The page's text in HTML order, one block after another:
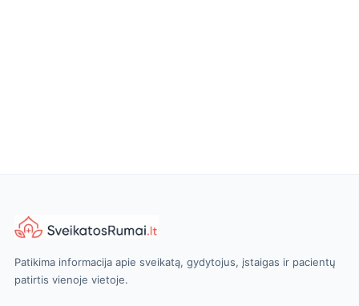
Patikima informacija apie sveikatą, gydytojus, įstaigas ir pacientų
patirtis vienoje vietoje.